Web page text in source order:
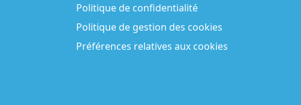
Politique de confidentialité
Politique de gestion des cookies
Préférences relatives aux cookies